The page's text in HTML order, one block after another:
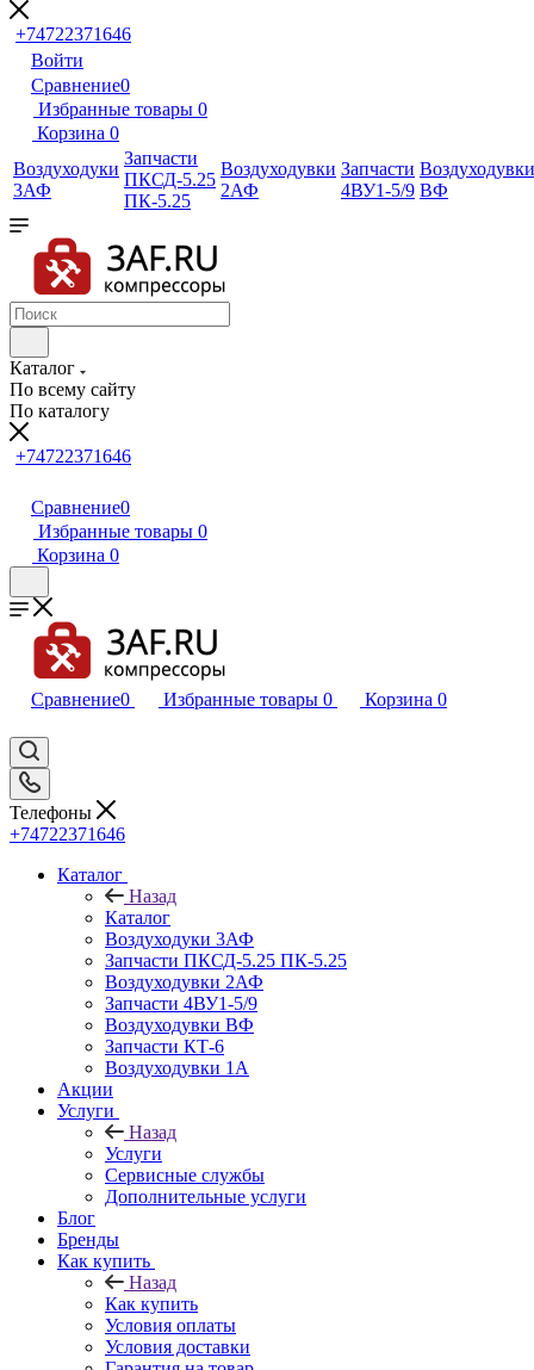
+74722371646
Войти
Сравнение0
Избранные товары 0
Корзина 0
Воздуходуки
3АФ
Запчасти
ПКСД-5.25
ПК-5.25
Воздуходувки
2АФ
Запчасти
4ВУ1-5/9
Воздуходувки
ВФ
Каталог
По всему сайту
По каталогу
+74722371646
Сравнение0
Избранные товары 0
Корзина 0
Сравнение0 Избранные товары 0 Корзина 0
Телефоны
+74722371646
Каталог
Назад
Каталог
Воздуходуки 3АФ
Запчасти ПКСД-5.25 ПК-5.25
Воздуходувки 2АФ
Запчасти 4ВУ1-5/9
Воздуходувки ВФ
Запчасти КТ-6
Воздуходувки 1А
Акции
Услуги
Назад
Услуги
Сервисные службы
Дополнительные услуги
Блог
Бренды
Как купить
Назад
Как купить
Условия оплаты
Условия доставки